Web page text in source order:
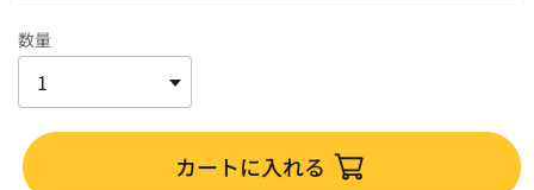
数量
カートに入れる